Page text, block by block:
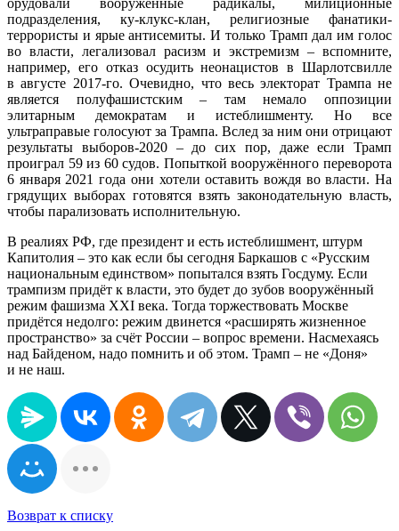
орудовали вооружённые радикалы, милиционные
подразделения, ку-клукс-клан, религиозные фанатики-
террористы и ярые антисемиты. И только Трамп дал им голос
во власти, легализовал расизм и экстремизм – вспомните,
например, его отказ осудить неонацистов в Шарлотсвилле
в августе 2017-го. Очевидно, что весь электорат Трампа не
является полуфашистским – там немало оппозиции
элитарным демократам и истеблишменту. Но все
ультраправые голосуют за Трампа. Вслед за ним они отрицают
результаты выборов-2020 – до сих пор, даже если Трамп
проиграл 59 из 60 судов. Попыткой вооружённого переворота
6 января 2021 года они хотели оставить вождя во власти. На
грядущих выборах готовятся взять законодательную власть,
чтобы парализовать исполнительную.
В реалиях РФ, где президент и есть истеблишмент, штурм
Капитолия – это как если бы сегодня Баркашов с «Русским
национальным единством» попытался взять Госдуму. Если
трампизм придёт к власти, это будет до зубов вооружённый
режим фашизма XXI века. Тогда торжествовать Москве
придётся недолго: режим двинется «расширять жизненное
пространство» за счёт России – вопрос времени. Насмехаясь
над Байденом, надо помнить и об этом. Трамп – не «Доня»
и не наш.
Возврат к списку